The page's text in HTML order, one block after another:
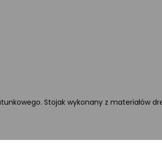
Stojak wykonany z